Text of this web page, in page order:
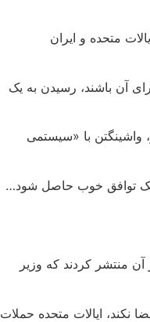
ایالات متحده و ایران
آن باشند، رسیدن به یک
واشینگتن با «سیستمی
یک توافق خوب حاصل شود…
منتشر کردند که وزیر
نکند، ایالات متحده حملات